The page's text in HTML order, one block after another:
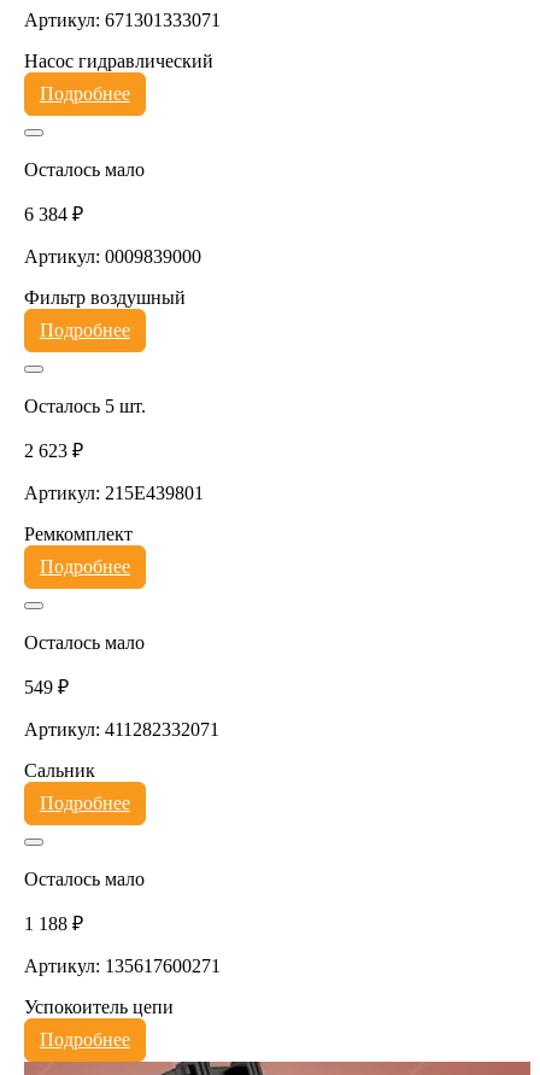
Артикул: 671301333071
Насос гидравлический
Подробнее
Осталось мало
6 384 ₽
Артикул: 0009839000
Фильтр воздушный
Подробнее
Осталось 5 шт.
2 623 ₽
Артикул: 215E439801
Ремкомплект
Подробнее
Осталось мало
549 ₽
Артикул: 411282332071
Сальник
Подробнее
Осталось мало
1 188 ₽
Артикул: 135617600271
Успокоитель цепи
Подробнее